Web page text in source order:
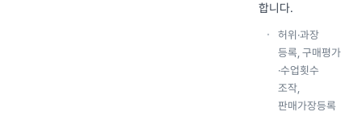
합니다.
허위·과장
등록, 구매평가
·수업횟수
조작,
판매가장등록